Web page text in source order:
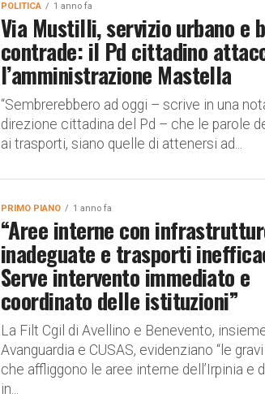
POLITICA 1 anno fa
Via Mustilli, servizio urbano e
contrade: il Pd cittadino
l’amministrazione Mastella
“Sembrerebbero ad oggi – scrive in una
direzione cittadina del Pd – che le parole
ai trasporti, siano quelle di attenersi ad...
PRIMO PIANO 1 anno fa
“Aree interne con
inadeguate e trasporti
Serve intervento immediato e
coordinato delle istituzioni”
La Filt Cgil di Avellino e Benevento,
Avanguardia e CUSAS, evidenziano “le
che affliggono le aree interne dell’Irpinia e
in...